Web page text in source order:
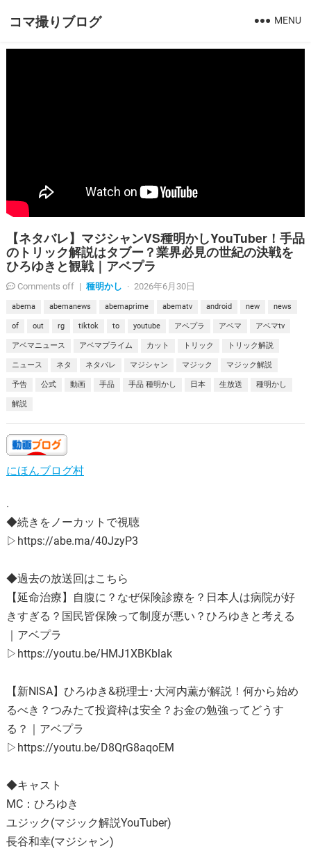
コマ撮りブログ MENU
【ネタバレ】マジシャンVS種明かしYouTuber！手品
のトリック解説はタブー？業界必見の世紀の決戦を
ひろゆきと観戦｜アベプラ
Comments off | 種明かし · 2026年6月30日
abema abemanews abemaprime abematv android new news
of out rg tiktok to youtube アベプラ アベマ アベマtv
アベマニュース アベマプライム カット トリック トリック解説
ニュース ネタ ネタバレ マジシャン マジック マジック解説
予告 公式 動画 手品 手品 種明かし 日本 生放送 種明かし
解説
にほんブログ村
.
◆続きをノーカットで視聴
▷https://abe.ma/40JzyP3
◆過去の放送回はこちら
【延命治療】自腹に？なぜ保険診療を？日本人は病院が好
きすぎる？国民皆保険って制度が悪い？ひろゆきと考える
｜アベプラ
▷https://youtu.be/HMJ1XBKblak
【新NISA】ひろゆき&税理士･大河内薫が解説！何から始め
るべき？つみたて投資枠は安全？お金の勉強ってどうす
る？｜アベプラ
▷https://youtu.be/D8QrG8aqoEM
◆キャスト
MC：ひろゆき
ユジック(マジック解説YouTuber)
長谷和幸(マジシャン)